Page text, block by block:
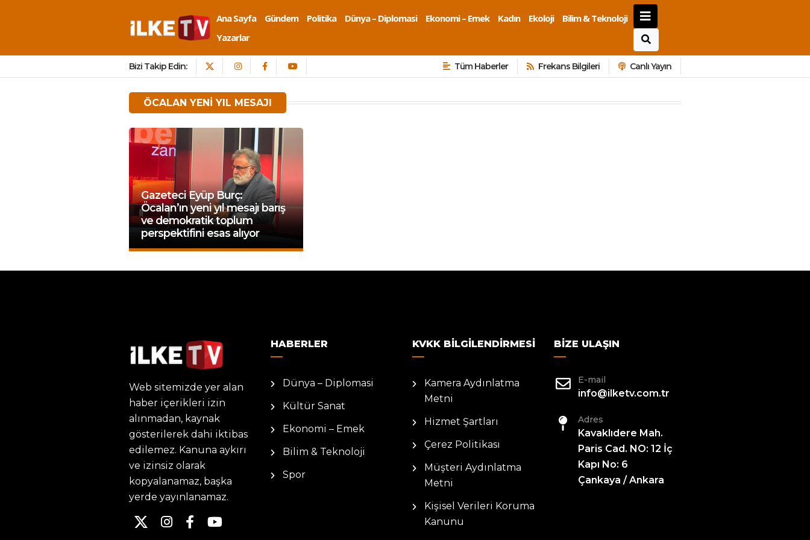
Ana Sayfa Gündem Politika Dünya – Diplomasi Ekonomi – Emek Kadın Ekoloji
Bilim & Teknoloji
Yazarlar
Bizi Takip Edin: Tüm Haberler Frekans Bilgileri Canlı Yayın
ÖCALAN YENI YIL MESAJI
Gazeteci Eyüp Burç:
Öcalan’ın yeni yıl mesajı barış
ve demokratik toplum
perspektifini esas alıyor
Web sitemizde yer alan
haber içerikleri izin
alınmadan, kaynak
gösterilerek dahi iktibas
edilemez. Kanuna aykırı
ve izinsiz olarak
kopyalanamaz, başka
yerde yayınlanamaz.
HABERLER
Dünya – Diplomasi
Kültür Sanat
Ekonomi – Emek
Bilim & Teknoloji
Spor
KVKK BILGILENDIRMESI
Kamera Aydınlatma
Metni
Hizmet Şartları
Çerez Politikası
Müşteri Aydınlatma
Metni
Kişisel Verileri Koruma
Kanunu
BIZE ULAŞIN
E-mail
info@ilketv.com.tr
Adres
Kavaklıdere Mah.
Paris Cad. NO: 12 İç
Kapı No: 6
Çankaya / Ankara